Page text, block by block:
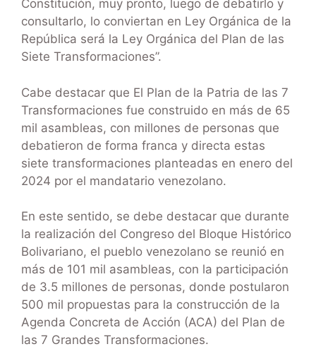
Constitución, muy pronto, luego de debatirlo y
consultarlo, lo conviertan en Ley Orgánica de la
República será la Ley Orgánica del Plan de las
Siete Transformaciones”.
Cabe destacar que El Plan de la Patria de las 7
Transformaciones fue construido en más de 65
mil asambleas, con millones de personas que
debatieron de forma franca y directa estas
siete transformaciones planteadas en enero del
2024 por el mandatario venezolano.
En este sentido, se debe destacar que durante
la realización del Congreso del Bloque Histórico
Bolivariano, el pueblo venezolano se reunió en
más de 101 mil asambleas, con la participación
de 3.5 millones de personas, donde postularon
500 mil propuestas para la construcción de la
Agenda Concreta de Acción (ACA) del Plan de
las 7 Grandes Transformaciones.